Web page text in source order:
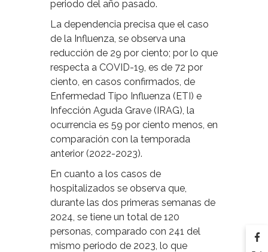
periodo del año pasado.
La dependencia precisa que el caso
de la Influenza, se observa una
reducción de 29 por ciento; por lo que
respecta a COVID-19, es de 72 por
ciento, en casos confirmados, de
Enfermedad Tipo Influenza (ETI) e
Infección Aguda Grave (IRAG), la
ocurrencia es 59 por ciento menos, en
comparación con la temporada
anterior (2022-2023).
En cuanto a los casos de
hospitalizados se observa que,
durante las dos primeras semanas de
2024, se tiene un total de 120
personas, comparado con 241 del
mismo periodo de 2023, lo que